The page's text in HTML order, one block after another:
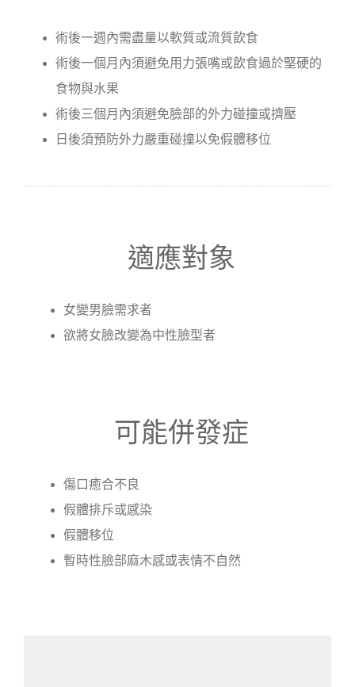
術後一週內需盡量以軟質或流質飲食
術後一個月內須避免用力張嘴或飲食過於堅硬的
食物與水果
術後三個月內須避免臉部的外力碰撞或擠壓
日後須預防外力嚴重碰撞以免假體移位
適應對象
女變男臉需求者
欲將女臉改變為中性臉型者
可能併發症
傷口癒合不良
假體排斥或感染
假體移位
暫時性臉部麻木感或表情不自然